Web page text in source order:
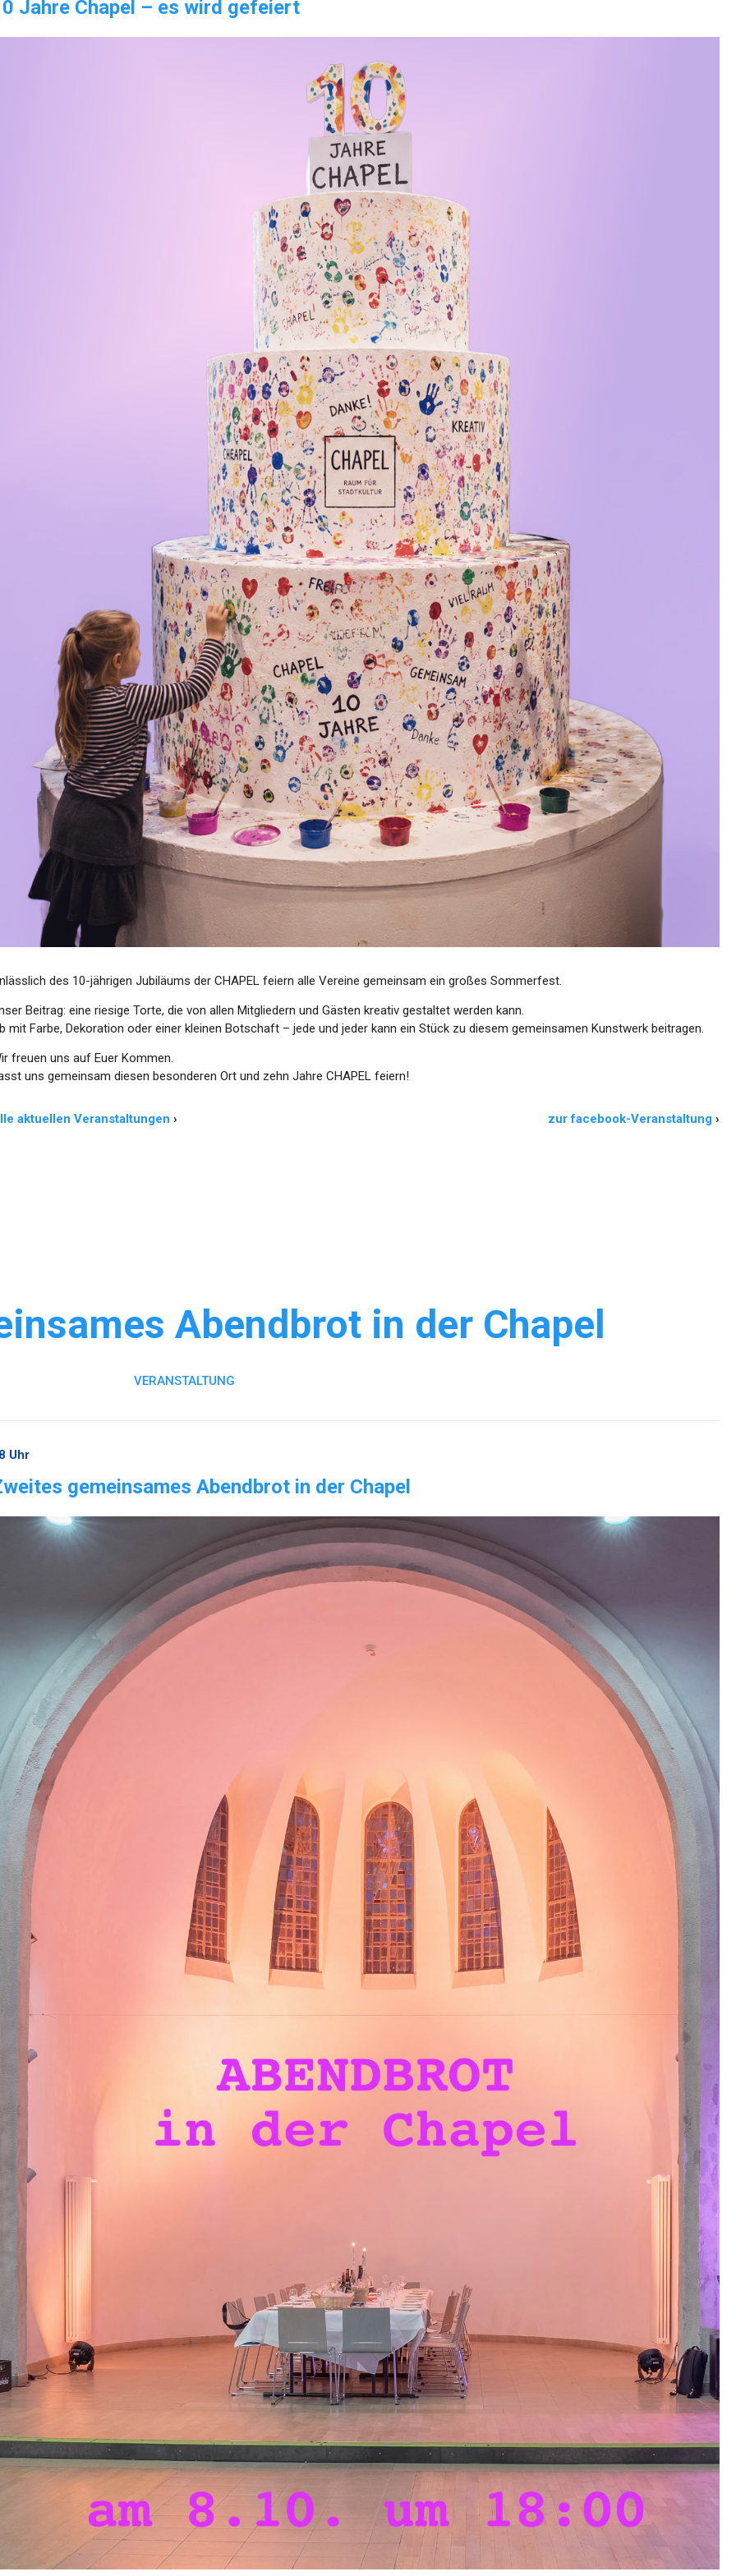
Jahre Chapel – es wird gefeiert
des 10-jährigen Jubiläums der CHAPEL feiern alle Vereine gemeinsam ein großes Sommerfest.
Beitrag: eine riesige Torte, die von allen Mitgliedern und Gästen kreativ gestaltet werden kann.
mit Farbe, Dekoration oder einer kleinen Botschaft – jede und jeder kann ein Stück zu diesem gemeinsamen Kunstwerk beitragen.
freuen uns auf Euer Kommen.
uns gemeinsam diesen besonderen Ort und zehn Jahre CHAPEL feiern!
aktuellen Veranstaltungen › zur facebook-Veranstaltung ›
Abendbrot in der Chapel
VERANSTALTUNG
Uhr
gemeinsames Abendbrot in der Chapel